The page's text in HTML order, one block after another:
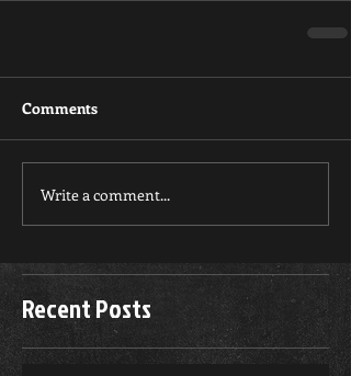
Comments
Write a comment...
Recent Posts